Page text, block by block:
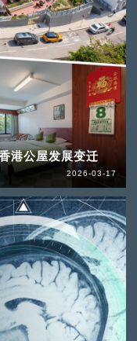
港公屋发展变迁
2026-03-17